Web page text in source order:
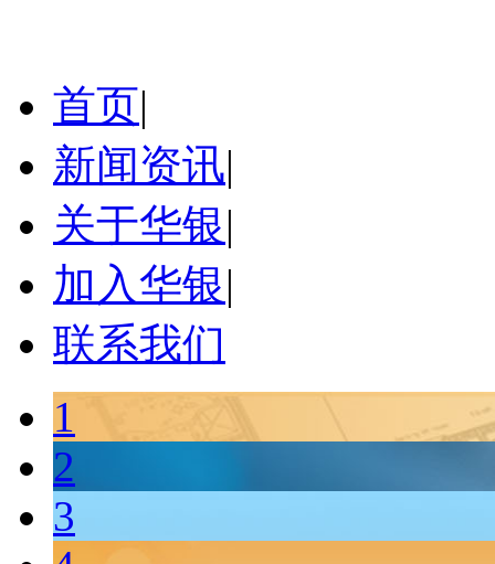
首页|
新闻资讯|
关于华银|
加入华银|
联系我们
1
2
3